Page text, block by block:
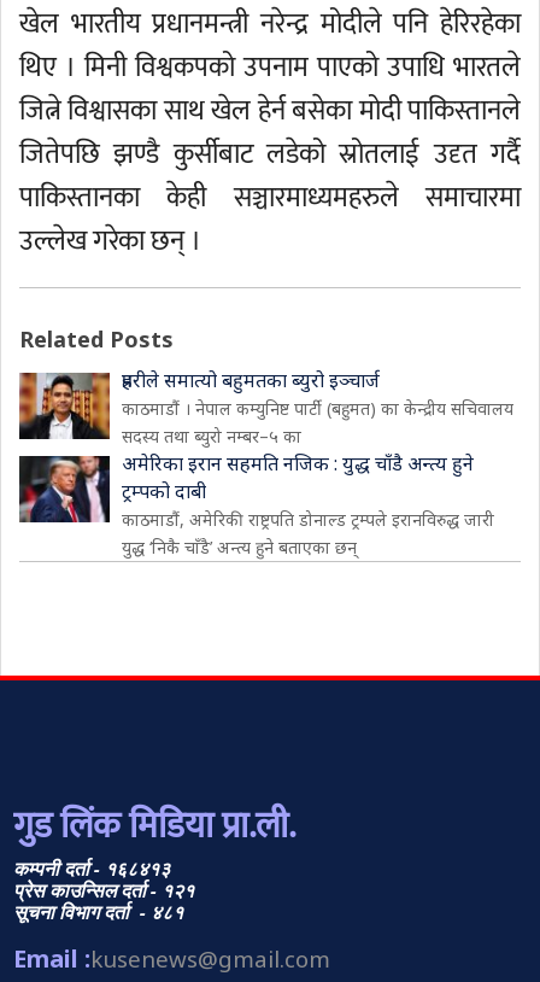
खेल भारतीय प्रधानमन्त्री नरेन्द्र मोदीले पनि हेरिरहेका
थिए । मिनी विश्वकपको उपनाम पाएको उपाधि भारतले
जित्ने विश्वासका साथ खेल हेर्न बसेका मोदी पाकिस्तानले
जितेपछि झण्डै कुर्सीबाट लडेको स्रोतलाई उदृत गर्दै
पाकिस्तानका केही सञ्चारमाध्यमहरुले समाचारमा
उल्लेख गरेका छन् ।
Related Posts
प्रहरीले समात्यो बहुमतका ब्युरो इञ्चार्ज
काठमाडौं । नेपाल कम्युनिष्ट पार्टी (बहुमत) का केन्द्रीय सचिवालय
सदस्य तथा ब्युरो नम्बर–५ का
अमेरिका इरान सहमति नजिक : युद्ध चाँडै अन्त्य हुने
ट्रम्पको दाबी
काठमाडौं, अमेरिकी राष्ट्रपति डोनाल्ड ट्रम्पले इरानविरुद्ध जारी
युद्ध ‘निकै चाँडै’ अन्त्य हुने बताएका छन्
गुड लिंक मिडिया प्रा.ली.
कम्पनी दर्ता - १६८४१३
प्रेस काउन्सिल दर्ता - १२१
सूचना विभाग दर्ता - ४८१
Email :kusenews@gmail.com